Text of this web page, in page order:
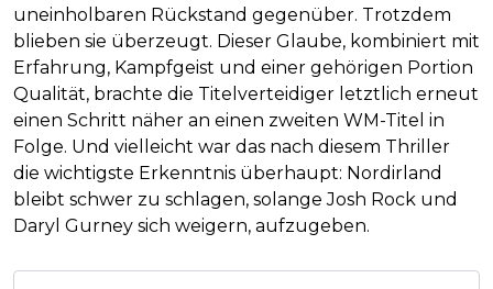
uneinholbaren Rückstand gegenüber. Trotzdem
blieben sie überzeugt. Dieser Glaube, kombiniert mit
Erfahrung, Kampfgeist und einer gehörigen Portion
Qualität, brachte die Titelverteidiger letztlich erneut
einen Schritt näher an einen zweiten WM-Titel in
Folge. Und vielleicht war das nach diesem Thriller
die wichtigste Erkenntnis überhaupt: Nordirland
bleibt schwer zu schlagen, solange Josh Rock und
Daryl Gurney sich weigern, aufzugeben.